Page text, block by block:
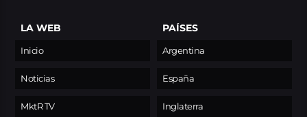
LA WEB
Inicio
Noticias
MktR TV
PAÍSES
Argentina
España
Inglaterra